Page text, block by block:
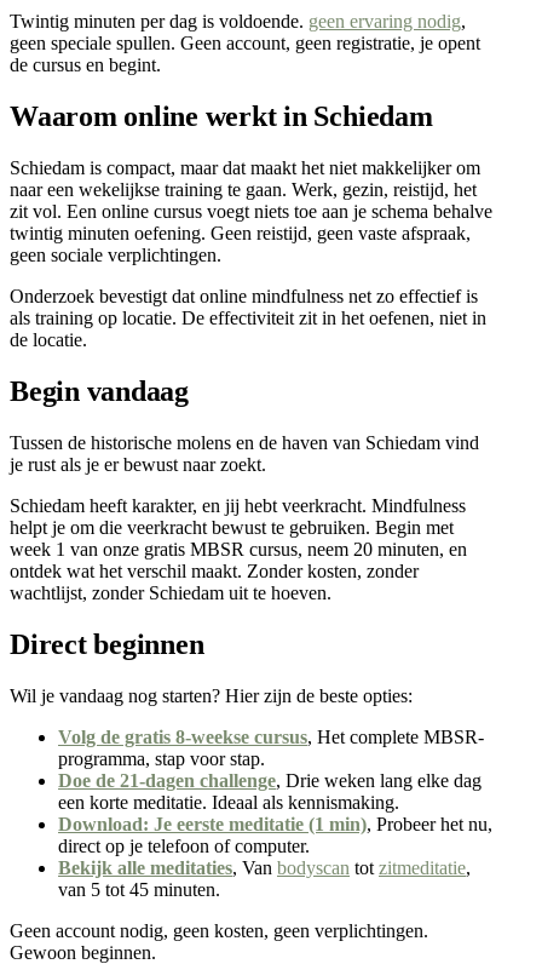
Twintig minuten per dag is voldoende. geen ervaring nodig,
geen speciale spullen. Geen account, geen registratie, je opent
de cursus en begint.
Waarom online werkt in Schiedam
Schiedam is compact, maar dat maakt het niet makkelijker om
naar een wekelijkse training te gaan. Werk, gezin, reistijd, het
zit vol. Een online cursus voegt niets toe aan je schema behalve
twintig minuten oefening. Geen reistijd, geen vaste afspraak,
geen sociale verplichtingen.
Onderzoek bevestigt dat online mindfulness net zo effectief is
als training op locatie. De effectiviteit zit in het oefenen, niet in
de locatie.
Begin vandaag
Tussen de historische molens en de haven van Schiedam vind
je rust als je er bewust naar zoekt.
Schiedam heeft karakter, en jij hebt veerkracht. Mindfulness
helpt je om die veerkracht bewust te gebruiken. Begin met
week 1 van onze gratis MBSR cursus, neem 20 minuten, en
ontdek wat het verschil maakt. Zonder kosten, zonder
wachtlijst, zonder Schiedam uit te hoeven.
Direct beginnen
Wil je vandaag nog starten? Hier zijn de beste opties:
Volg de gratis 8-weekse cursus, Het complete MBSR-
programma, stap voor stap.
Doe de 21-dagen challenge, Drie weken lang elke dag
een korte meditatie. Ideaal als kennismaking.
Download: Je eerste meditatie (1 min), Probeer het nu,
direct op je telefoon of computer.
Bekijk alle meditaties, Van bodyscan tot zitmeditatie,
van 5 tot 45 minuten.
Geen account nodig, geen kosten, geen verplichtingen.
Gewoon beginnen.